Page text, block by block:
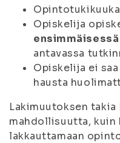
Opiskelija
ensimmäisessä
antavassa
Opiskelija ei
hausta
Lakimuutoksen
mahdollisuutta, kuin
lakkauttamaan